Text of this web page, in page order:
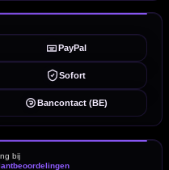
PayPal
Sofort
Bancontact (BE)
bij